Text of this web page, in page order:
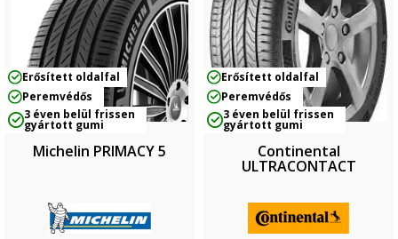
Erősített oldalfal
Peremvédős
3 éven belül frissen
gyártott gumi
Michelin PRIMACY 5
Erősített oldalfal
Peremvédős
3 éven belül frissen
gyártott gumi
Continental
ULTRACONTACT